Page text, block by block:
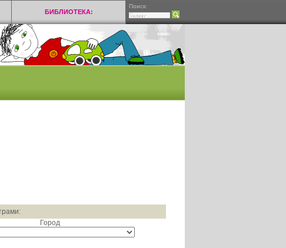
БИБЛИОТЕКА:
Поиск:
Город